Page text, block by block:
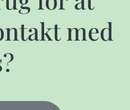
med